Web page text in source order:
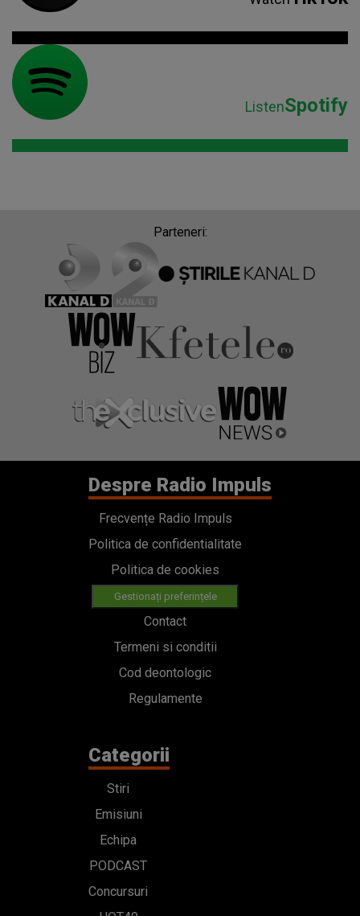
ListenSpotify
Parteneri:
Despre Radio Impuls
Frecvențe Radio Impuls
Politica de confidentialitate
Politica de cookies
Gestionați preferințele
Contact
Termeni si conditii
Cod deontologic
Regulamente
Categorii
Stiri
Emisiuni
Echipa
PODCAST
Concursuri